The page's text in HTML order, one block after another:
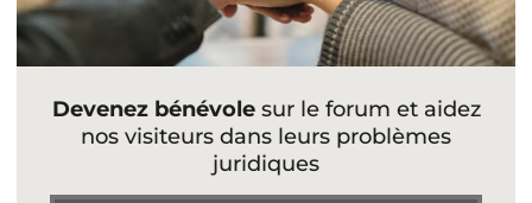
Devenez bénévolesur le forum et aidez
nos visiteurs dans leurs problèmes
juridiques